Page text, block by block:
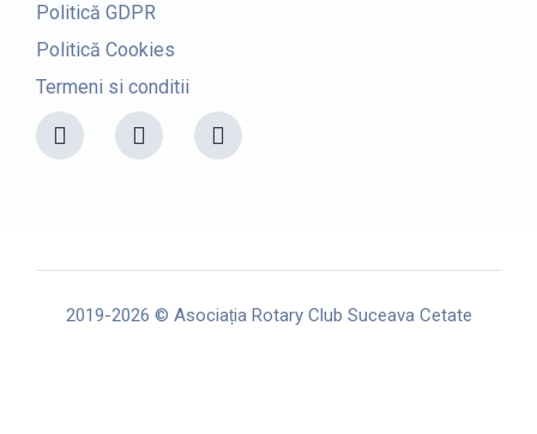
Politică GDPR
Politică Cookies
Termeni si conditii
F
a
c
o
I
n
s
r
m
Y
o
u
e
2019-2026 © Asociația Rotary Club Suceava Cetate